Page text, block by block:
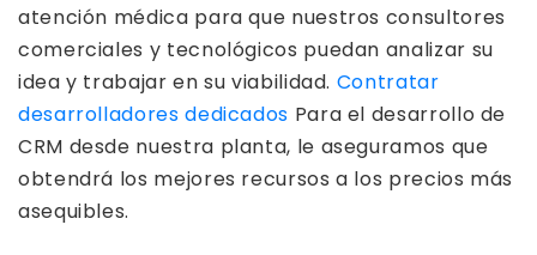
atención médica para que nuestros consultores
comerciales y tecnológicos puedan analizar su
idea y trabajar en su viabilidad. Contratar
desarrolladores dedicados Para el desarrollo de
CRM desde nuestra planta, le aseguramos que
obtendrá los mejores recursos a los precios más
asequibles.